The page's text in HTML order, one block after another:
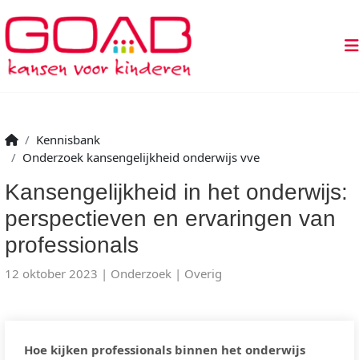
Kennisbank
Onderzoek kansengelijkheid onderwijs vve
Kansengelijkheid in het onderwijs:
perspectieven en ervaringen van
professionals
12 oktober 2023 Onderzoek Overig
Hoe kijken professionals binnen het onderwijs